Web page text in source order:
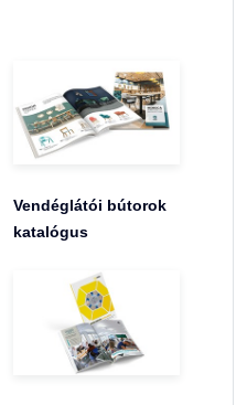
Vendéglátói bútorok
katalógus